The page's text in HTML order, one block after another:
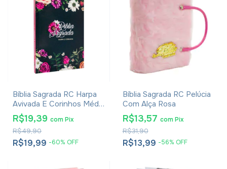
Bíblia Sagrada RC Harpa
Avivada E Corinhos Média
Capa Dura Floral Pink
R$19,99 -60% OFF
R$49,90
R$19,39 comPix
Bíblia Sagrada RC Pelúcia
Com Alça Rosa
R$13,99 -56% OFF
R$31,90
R$13,57 com Pix